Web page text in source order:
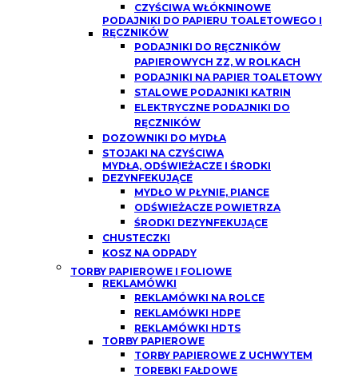
CZYŚCIWA WŁÓKNINOWE
PODAJNIKI DO PAPIERU TOALETOWEGO I
RĘCZNIKÓW
PODAJNIKI DO RĘCZNIKÓW
PAPIEROWYCH ZZ, W ROLKACH
PODAJNIKI NA PAPIER TOALETOWY
STALOWE PODAJNIKI KATRIN
ELEKTRYCZNE PODAJNIKI DO
RĘCZNIKÓW
DOZOWNIKI DO MYDŁA
STOJAKI NA CZYŚCIWA
MYDŁA, ODŚWIEŻACZE I ŚRODKI
DEZYNFEKUJĄCE
MYDŁO W PŁYNIE, PIANCE
ODŚWIEŻACZE POWIETRZA
ŚRODKI DEZYNFEKUJĄCE
CHUSTECZKI
KOSZ NA ODPADY
TORBY PAPIEROWE I FOLIOWE
REKLAMÓWKI
REKLAMÓWKI NA ROLCE
REKLAMÓWKI HDPE
REKLAMÓWKI HDTS
TORBY PAPIEROWE
TORBY PAPIEROWE Z UCHWYTEM
TOREBKI FAŁDOWE